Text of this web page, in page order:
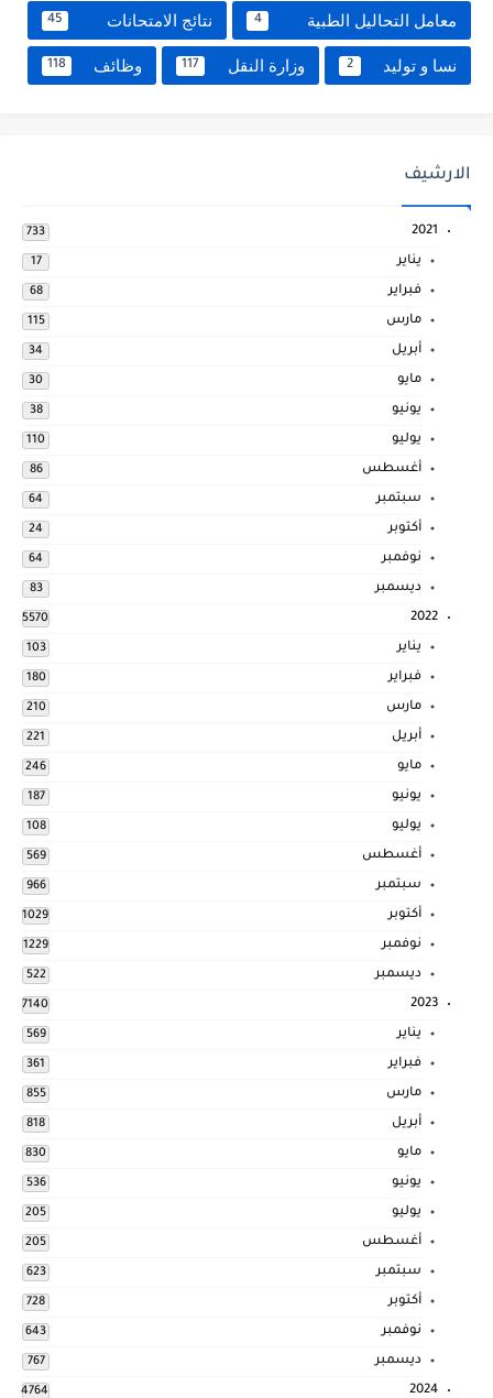
معامل التحاليل الطبية 4 نتائج الامتحانات 45
نسا و توليد 2 وزارة النقل 117 وظائف 118
الارشيف
2021
733
يناير 17
فبراير 68
مارس 115
أبريل 34
مايو 30
يونيو 38
يوليو 110
أغسطس 86
سبتمبر 64
أكتوبر 24
نوفمبر 64
ديسمبر 83
2022
5570
يناير 103
فبراير 180
مارس 210
أبريل 221
مايو 246
يونيو 187
يوليو 108
أغسطس 569
سبتمبر 966
أكتوبر 1029
نوفمبر 1229
ديسمبر 522
2023
7140
يناير 569
فبراير 361
مارس 855
أبريل 818
مايو 830
يونيو 536
يوليو 205
أغسطس 205
سبتمبر 623
أكتوبر 728
نوفمبر 643
ديسمبر 767
2024
4764